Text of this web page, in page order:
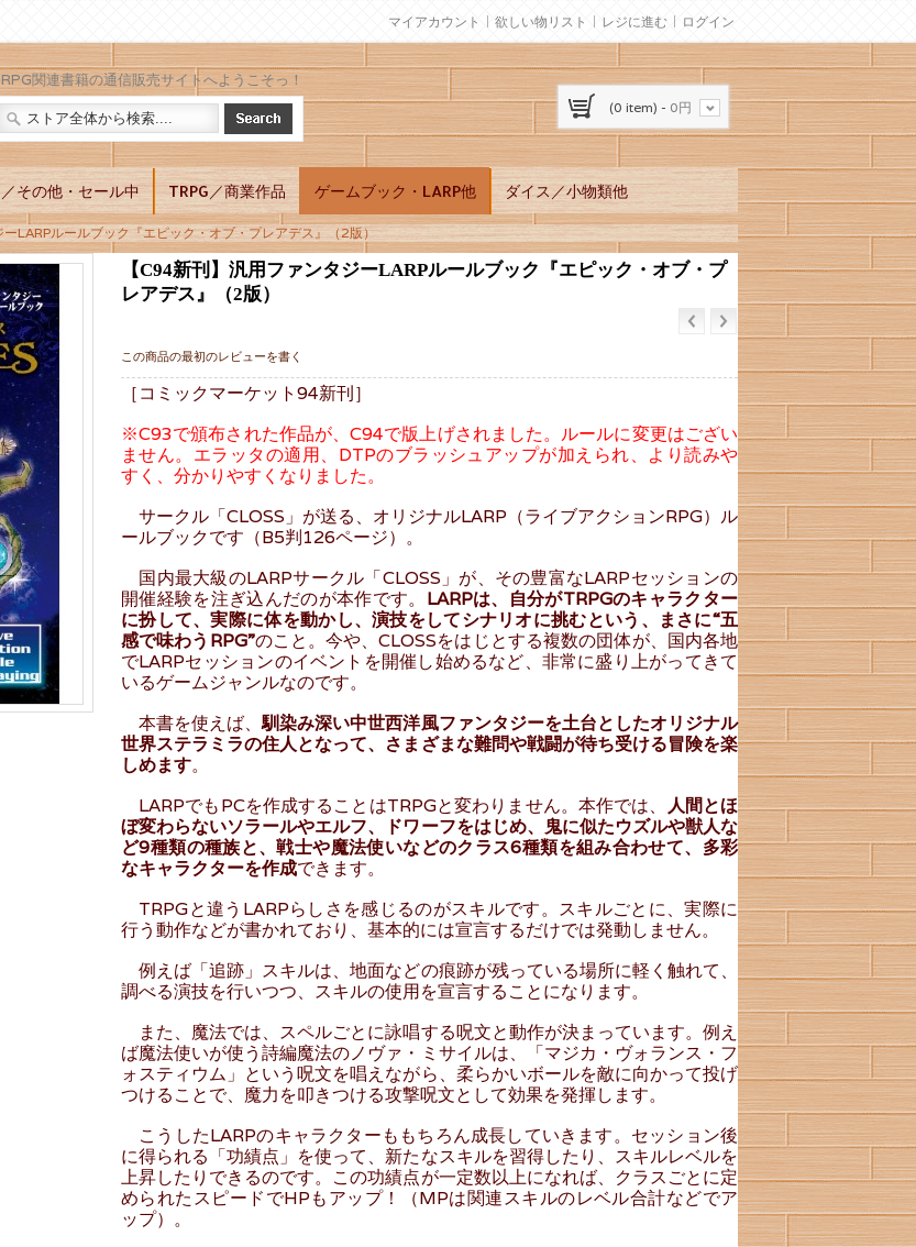
マイアカウント 欲しい物リスト レジに進む ログイン
関連書籍の通信販売サイトへようこそっ！
(0 item) - 0円
その他・セール中 TRPG／商業作品 ゲームブック・LARP他 ダイス／小物類他
LARPルールブック『エピック・オブ・プレアデス』（2版）
【C94新刊】汎用ファンタジーLARPルールブック『エピック・オブ・プ
レアデス』（2版）
この商品の最初のレビューを書く
［コミックマーケット94新刊］
※C93で頒布された作品が、C94で版上げされました。ルールに変更はござい
ません。エラッタの適用、DTPのブラッシュアップが加えられ、より読みや
すく、分かりやすくなりました。
サークル「CLOSS」が送る、オリジナルLARP（ライブアクションRPG）ル
ールブックです（B5判126ページ）。
国内最大級のLARPサークル「CLOSS」が、その豊富なLARPセッションの
開催経験を注ぎ込んだのが本作です。 LARPは、自分がTRPGのキャラクター
に扮して、実際に体を動かし、演技をしてシナリオに挑むという、まさに“五
感で味わうRPG”のこと。今や、CLOSSをはじとする複数の団体が、国内各地
でLARPセッションのイベントを開催し始めるなど、非常に盛り上がってきて
いるゲームジャンルなのです。
本書を使えば、馴染み深い中世西洋風ファンタジーを土台としたオリジナル
世界ステラミラの住人となって、さまざまな難問や戦闘が待ち受ける冒険を楽
しめます。
LARPでもPCを作成することはTRPGと変わりません。本作では、
人間とほ
ぼ変わらないソラールやエルフ、ドワーフをはじめ、鬼に似たウズルや獣人な
ど9種類の種族と、戦士や魔法使いなどのクラス6種類を組み合わせて、多彩
なキャラクターを作成できます。
TRPGと違うLARPらしさを感じるのがスキルです。スキルごとに、実際に
行う動作などが書かれており、基本的には宣言するだけでは発動しません。
例えば「追跡」スキルは、地面などの痕跡が残っている場所に軽く触れて、
調べる演技を行いつつ、スキルの使用を宣言することになります。
また、魔法では、スペルごとに詠唱する呪文と動作が決まっています。例え
ば魔法使いが使う詩編魔法のノヴァ・ミサイルは、「マジカ・ヴォランス・フ
ォスティウム」という呪文を唱えながら、柔らかいボールを敵に向かって投げ
つけることで、魔力を叩きつける攻撃呪文として効果を発揮します。
こうしたLARPのキャラクターももちろん成長していきます。セッション後
に得られる「功績点」を使って、新たなスキルを習得したり、スキルレベルを
上昇したりできるのです。この功績点が一定数以上になれば、クラスごとに定
められたスピードでHPもアップ！（MPは関連スキルのレベル合計などでア
ップ）。